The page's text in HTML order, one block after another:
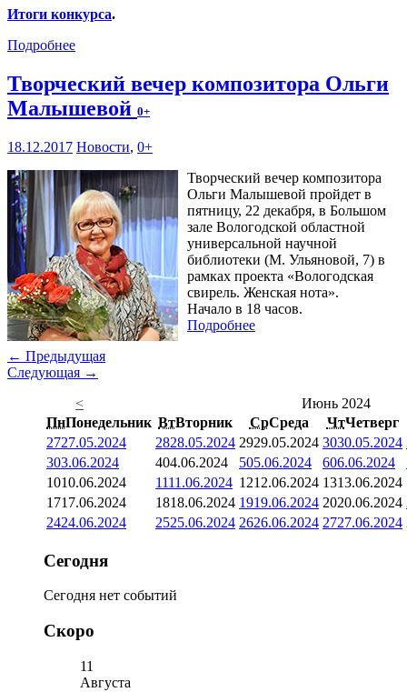
Итоги конкурса.
Подробнее
Творческий вечер композитора Ольги
Малышевой 0+
18.12.2017 Новости, 0+
Творческий вечер композитора
Ольги Малышевой пройдет в
пятницу, 22 декабря, в Большом
зале Вологодской областной
универсальной научной
библиотеки (М. Ульяновой, 7) в
рамках проекта «Вологодская
свирель. Женская нота».
Начало в 18 часов.
Подробнее
← Предыдущая
Следующая →
<
Июнь 2024
ПнПонедельник ВтВторник СрСреда ЧтЧетверг
2727.05.2024 2828.05.2024 2929.05.2024 3030.05.2024
303.06.2024 404.06.2024 505.06.2024 606.06.2024
1010.06.2024 1111.06.2024 1212.06.2024 1313.06.2024
1717.06.2024 1818.06.2024 1919.06.2024 2020.06.2024
2424.06.2024 2525.06.2024 2626.06.2024 2727.06.2024
Сегодня
Сегодня нет событий
Скоро
11
Августа